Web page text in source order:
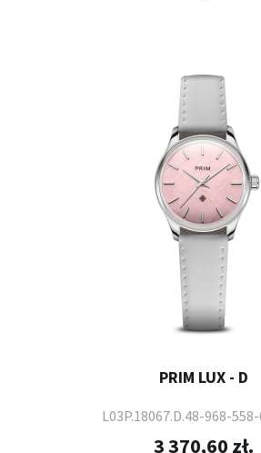
PRIM LUX - D
L03P.18067.D.48-968-
3 370,60 zł.